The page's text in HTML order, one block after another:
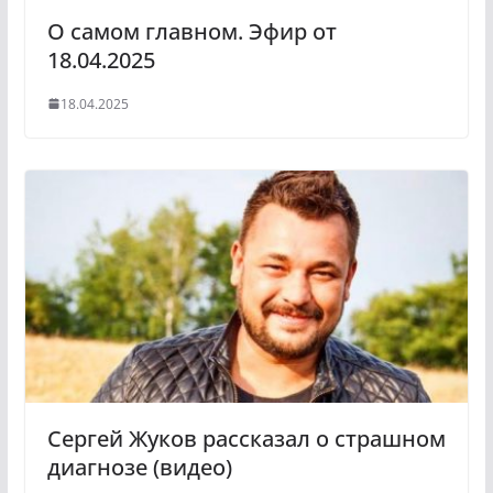
О самом главном. Эфир от
18.04.2025
18.04.2025
Сергей Жуков рассказал о страшном
диагнозе (видео)